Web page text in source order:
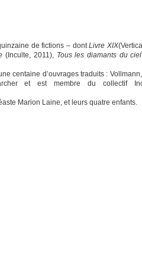
de fictions – dontLivre XIX
(Inculte, 2011), Tous les diamants du ciel
centaine d’ouvrages traduits :
et est membre du collectif
Marion Laine, et leurs quatre enfants.